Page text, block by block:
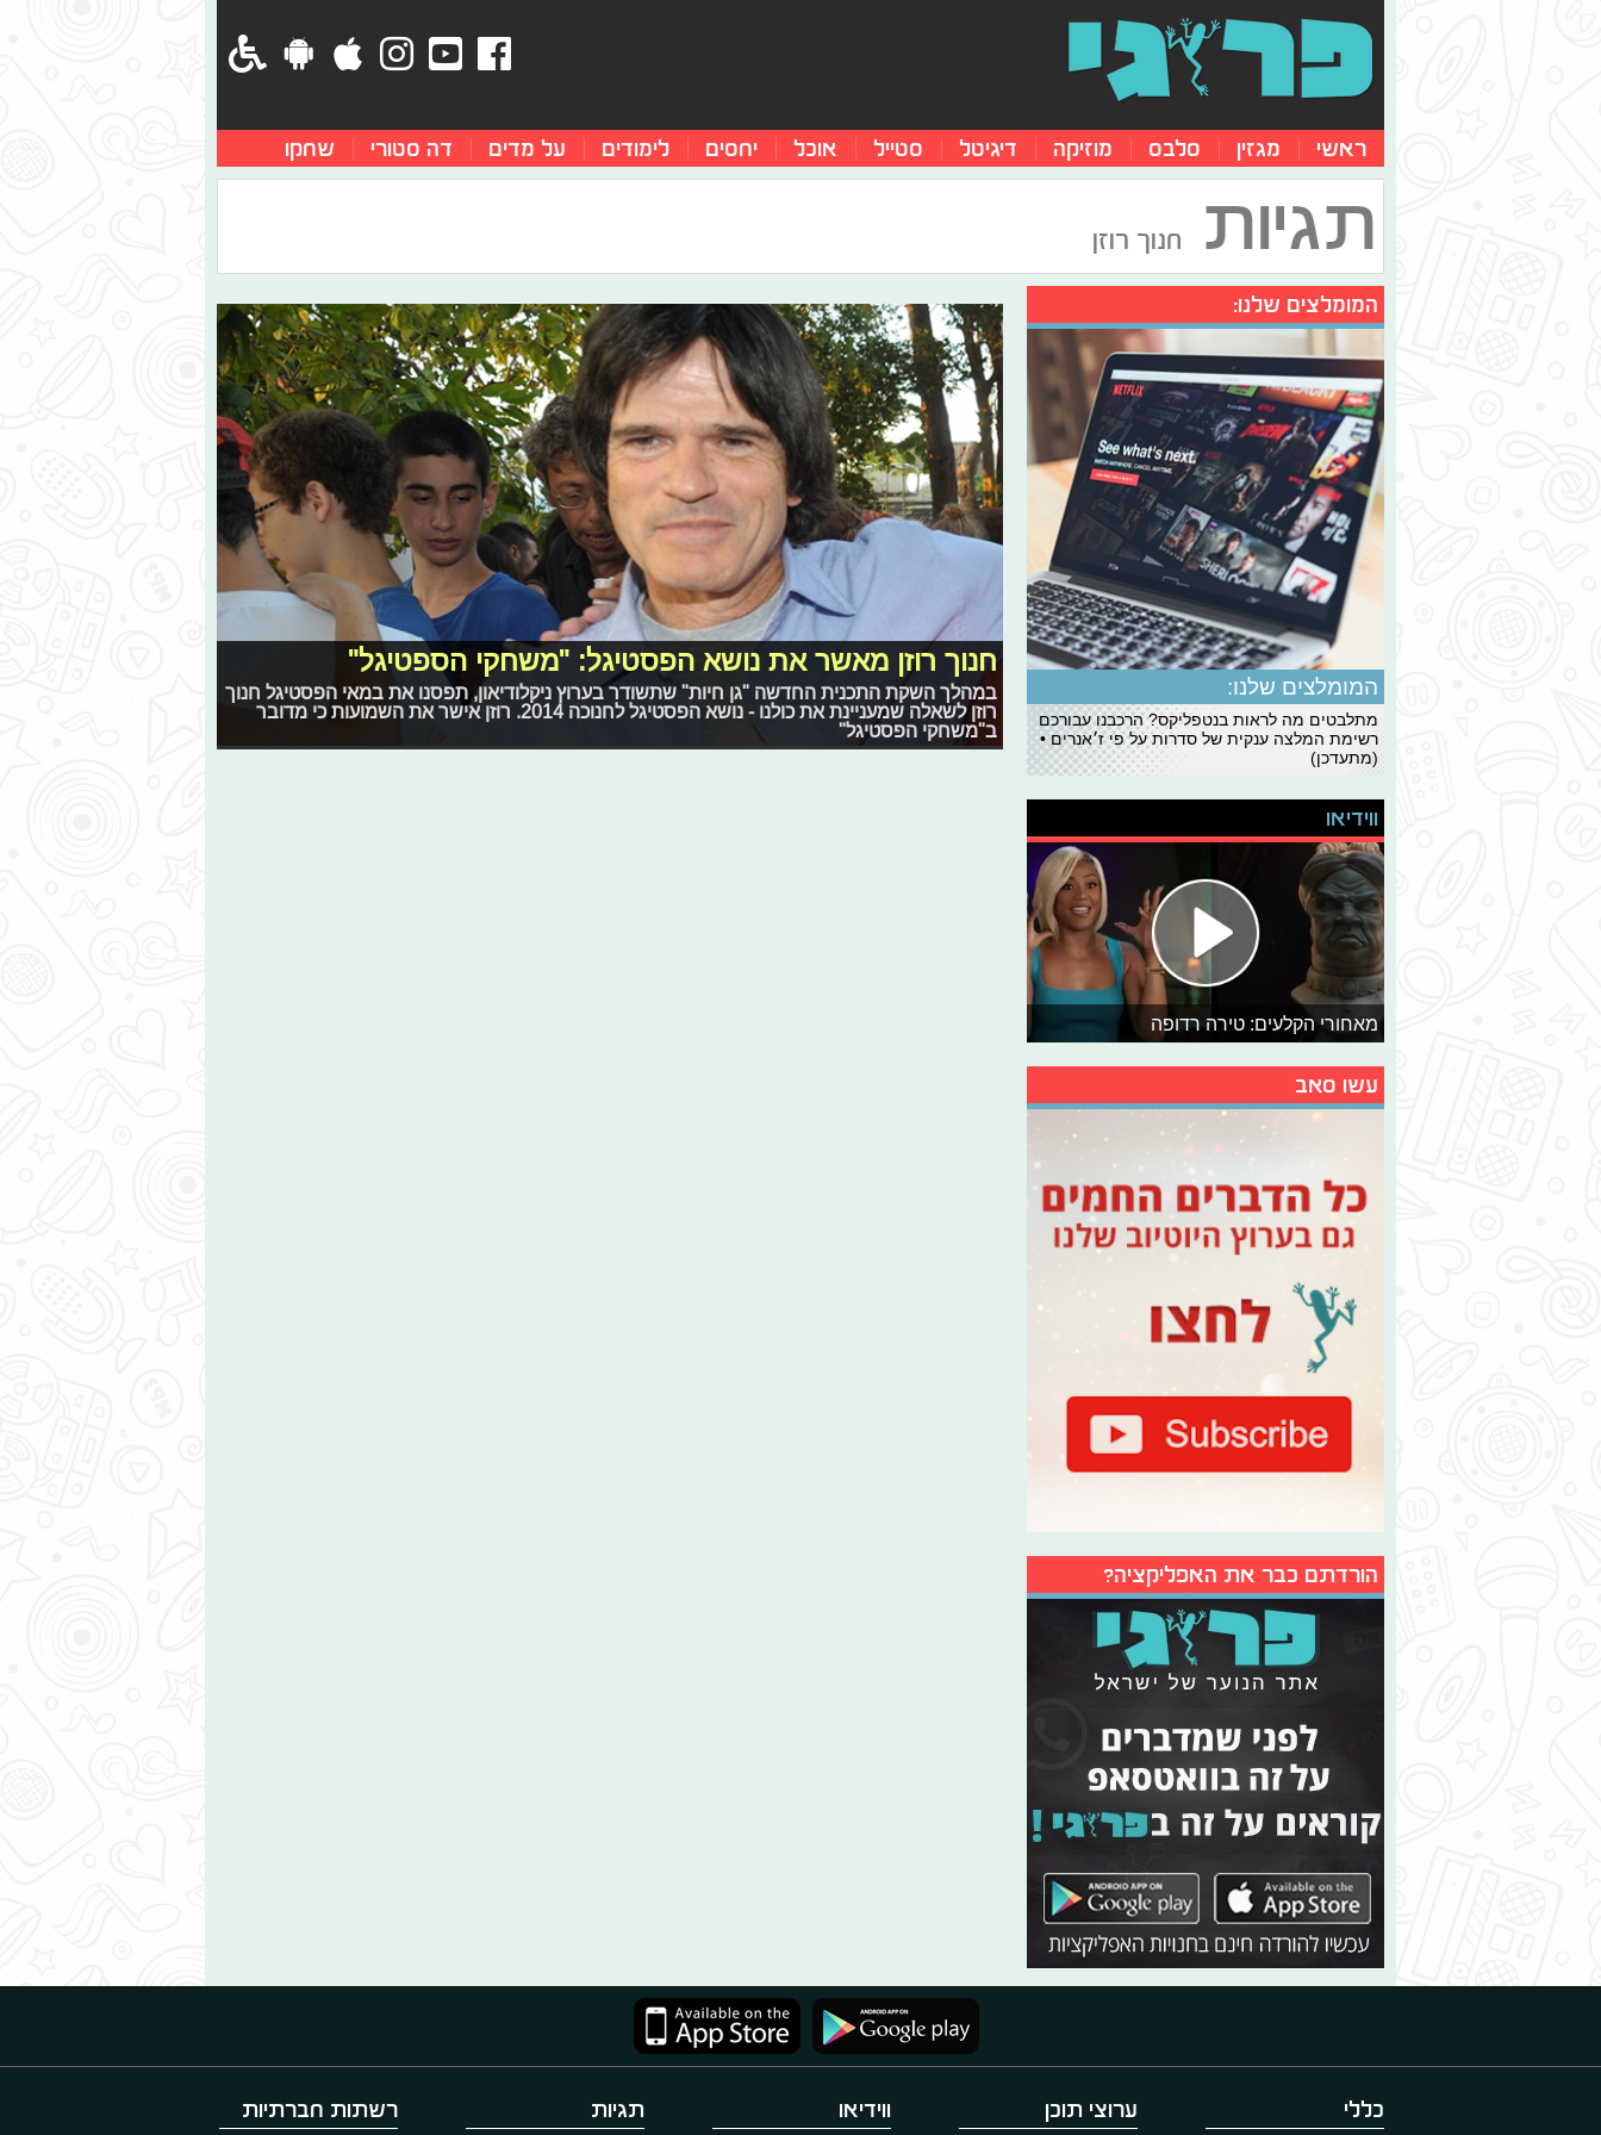
ראשי מגזין סלבס מוזיקה דיגיטל סטייל אוכל יחסים לימודים על מדים דה סטורי שחקו
תגיות חנוך רוזן
חנוך רוזן מאשר את נושא הפסטיגל: "משחקי הספטיגל"
במהלך השקת התכנית החדשה "גן חיות" שתשודר בערוץ ניקלודיאון, תפסנו את במאי הפסטיגל חנוך
רוזן לשאלה שמעניינת את כולנו - נושא הפסטיגל לחנוכה 2014. רוזן אישר את השמועות כי מדובר
ב"משחקי הפסטיגל"
המומלצים שלנו:
המומלצים שלנו:
מתלבטים מה לראות בנטפליקס? הרכבנו עבורכם
רשימת המלצה ענקית של סדרות על פי ז׳אנרים •
(מתעדכן)
ווידיאו
מאחורי הקלעים: טירה רדופה
עשו סאב
הורדתם כבר את האפליקציה?
כללי ערוצי תוכן ווידיאו תגיות רשתות חברתיות